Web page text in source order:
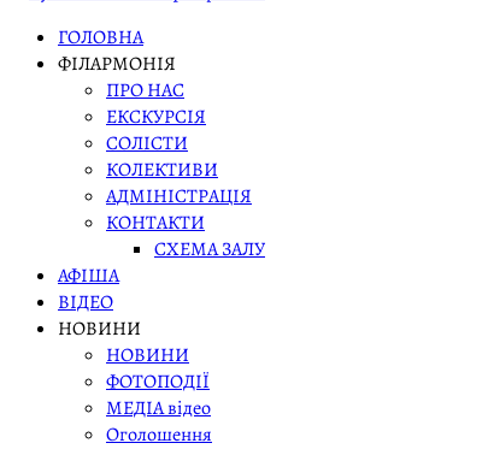
ГОЛОВНА
ФІЛАРМОНІЯ
ПРО НАС
ЕКСКУРСІЯ
СОЛІСТИ
КОЛЕКТИВИ
АДМІНІСТРАЦІЯ
КОНТАКТИ
СХЕМА ЗАЛУ
АФІША
ВІДЕО
НОВИНИ
НОВИНИ
ФОТОПОДІЇ
МЕДІА відео
Оголошення